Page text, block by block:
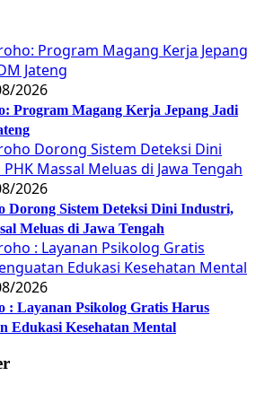
2026
Program Magang Kerja Jepang Jadi
2026
Dorong Sistem Deteksi Dini Industri,
Meluas di Jawa Tengah
2026
: Layanan Psikolog Gratis Harus
Edukasi Kesehatan Mental